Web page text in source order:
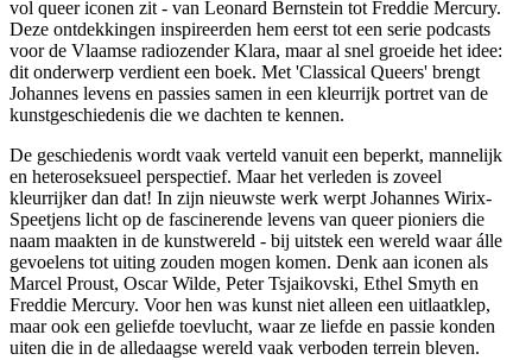
vol queer iconen zit - van Leonard Bernstein tot Freddie Mercury.
Deze ontdekkingen inspireerden hem eerst tot een serie podcasts
voor de Vlaamse radiozender Klara, maar al snel groeide het idee:
dit onderwerp verdient een boek. Met 'Classical Queers' brengt
Johannes levens en passies samen in een kleurrijk portret van de
kunstgeschiedenis die we dachten te kennen.
De geschiedenis wordt vaak verteld vanuit een beperkt, mannelijk
en heteroseksueel perspectief. Maar het verleden is zoveel
kleurrijker dan dat! In zijn nieuwste werk werpt Johannes Wirix-
Speetjens licht op de fascinerende levens van queer pioniers die
naam maakten in de kunstwereld - bij uitstek een wereld waar álle
gevoelens tot uiting zouden mogen komen. Denk aan iconen als
Marcel Proust, Oscar Wilde, Peter Tsjaikovski, Ethel Smyth en
Freddie Mercury. Voor hen was kunst niet alleen een uitlaatklep,
maar ook een geliefde toevlucht, waar ze liefde en passie konden
uiten die in de alledaagse wereld vaak verboden terrein bleven.